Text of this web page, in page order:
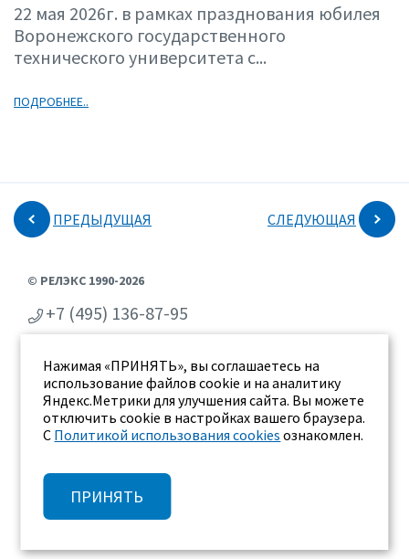
22 мая 2026г. в рамках празднования юбилея
Воронежского государственного
технического университета с...
ПОДРОБНЕЕ..
ПРЕДЫДУЩАЯ СЛЕДУЮЩАЯ
Нажимая «ПРИНЯТЬ», вы соглашаетесь на
использование файлов cookie и на аналитику
Яндекс.Метрики для улучшения сайта. Вы можете
отключить cookie в настройках вашего браузера.
С Политикой использования cookies ознакомлен.
ПРИНЯТЬ
© РЕЛЭКС 1990-2026
+7 (495) 136-87-95
г. Воронеж, ул. Бахметьева 2Б